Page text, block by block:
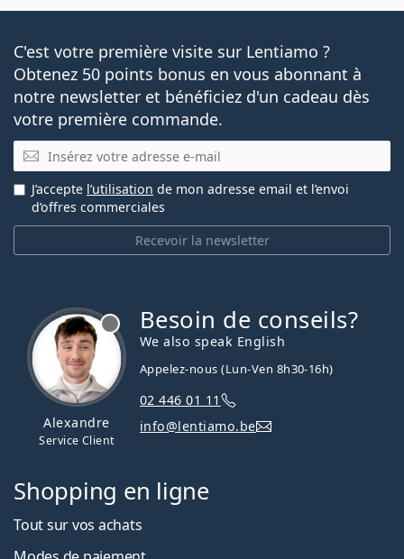
C'est votre première visite sur Lentiamo ?
Obtenez 50 points bonus en vous abonnant à
notre newsletter et bénéficiez d'un cadeau dès
votre première commande.
E-mail
Recevoir la newsletter
J’accepte l’utilisation de mon adresse email et l’envoi
d’offres commerciales
Alexandre
Service Client
Besoin de conseils?
We also speak English
Appelez-nous (Lun-Ven 8h30-16h)
02 446 01 11
info@lentiamo.be
Shopping en ligne
Tout sur vos achats